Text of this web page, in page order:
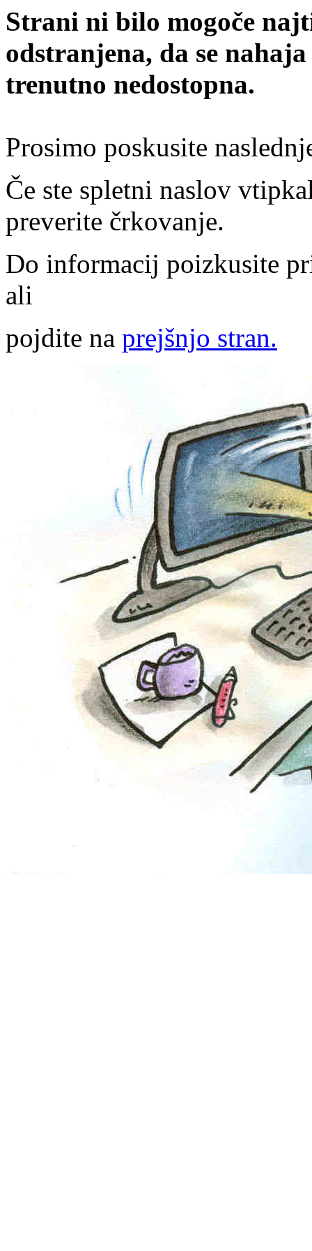
Strani ni bilo mogoče
odstranjena, da se
trenutno nedostopna.
Prosimo poskusite
Če ste spletni naslov
preverite črkovanje.
Do informacij poizkusite
ali
pojdite na prejšnjo stran.